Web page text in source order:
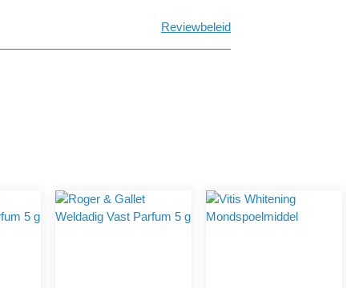
Reviewbeleid